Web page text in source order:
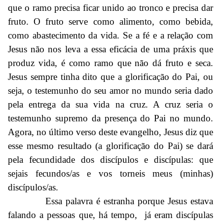
que o ramo precisa ficar unido ao tronco e precisa dar
fruto. O fruto serve como alimento, como bebida,
como abastecimento da vida. Se a fé e a relação com
Jesus não nos leva a essa eficácia de uma práxis que
produz vida, é como ramo que não dá fruto e seca.
Jesus sempre tinha dito que a glorificação do Pai, ou
seja, o testemunho do seu amor no mundo seria dado
pela entrega da sua vida na cruz. A cruz seria o
testemunho supremo da presença do Pai no mundo.
Agora, no último verso deste evangelho, Jesus diz que
esse mesmo resultado (a glorificação do Pai) se dará
pela fecundidade dos discípulos e discípulas: que
sejais fecundos/as e vos torneis meus (minhas)
discípulos/as.
Essa palavra é estranha porque Jesus estava
falando a pessoas que, há tempo, já eram discípulas